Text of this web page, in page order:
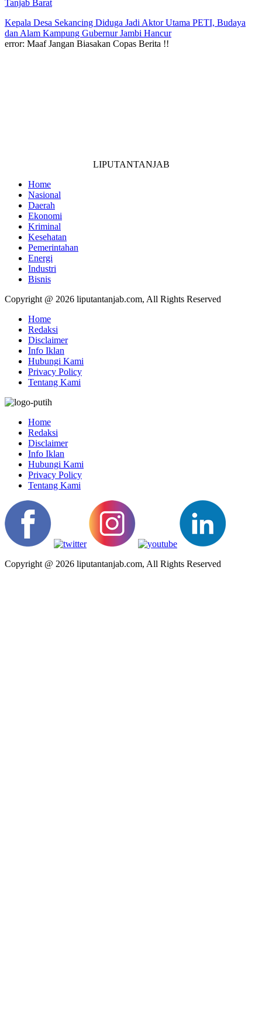
Tanjab Barat
Kepala Desa Sekancing Diduga Jadi Aktor Utama PETI, Budaya
dan Alam Kampung Gubernur Jambi Hancur
error: Maaf Jangan Biasakan Copas Berita !!
LIPUTANTANJAB
Home
Nasional
Daerah
Ekonomi
Kriminal
Kesehatan
Pemerintahan
Energi
Industri
Bisnis
Copyright @ 2026 liputantanjab.com, All Rights Reserved
Home
Redaksi
Disclaimer
Info Iklan
Hubungi Kami
Privacy Policy
Tentang Kami
Home
Redaksi
Disclaimer
Info Iklan
Hubungi Kami
Privacy Policy
Tentang Kami
Copyright @ 2026 liputantanjab.com, All Rights Reserved